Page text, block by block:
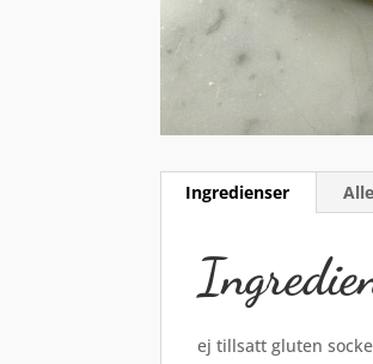
Ingredienser
ej tillsatt gluten